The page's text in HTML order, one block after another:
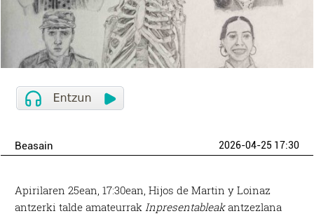
Beasain 2026-04-25 17:30
Apirilaren 25ean, 17:30ean, Hijos de Martin y Loinaz
antzerki talde amateurrakInpresentableakantzezlana